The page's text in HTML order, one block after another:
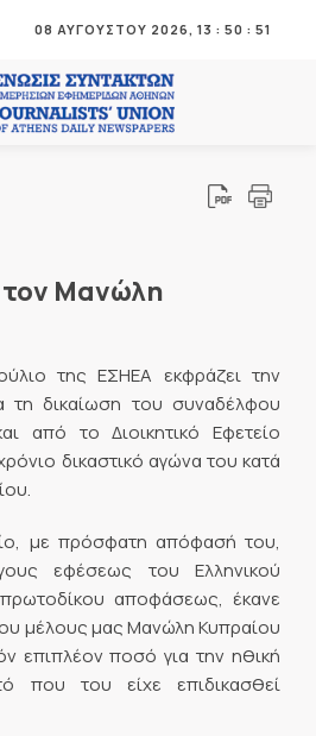
08 ΑΥΓΟΥΣΤΟΥ 2026, 13 : 50 : 51
τον Μανώλη
της ΕΣΗΕΑ εκφράζει την
τη δικαίωση του συναδέλφου
από το Διοικητικό Εφετείο
δικαστικό αγώνα του κατά
με πρόσφατη απόφασή του,
εφέσεως του Ελληνικού
αποφάσεως, έκανε
μέλους μας Μανώλη Κυπραίου
επιπλέον ποσό για την ηθική
που του είχε επιδικασθεί